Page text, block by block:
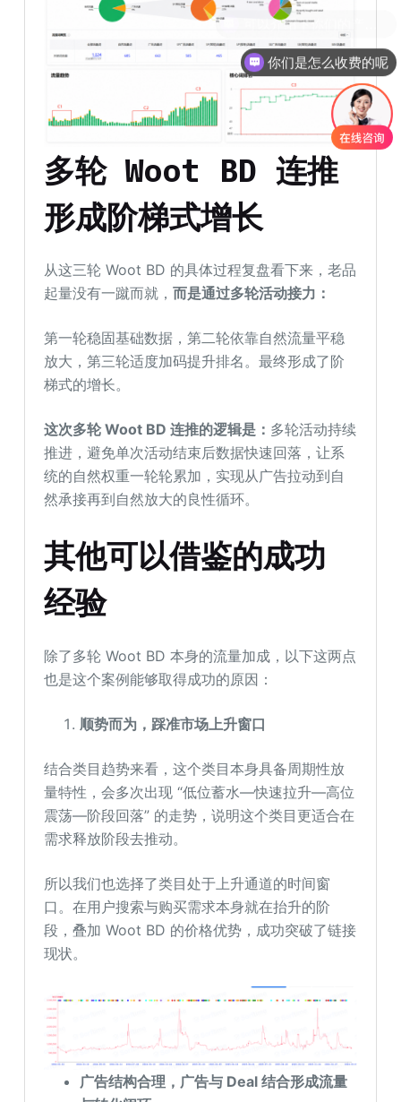
多轮Woot BD 连推
形成阶梯式增长
从这三轮 Woot BD 的具体过程复盘看下来，老品
起量没有一蹴而就，而是通过多轮活动接力 ：
第一轮稳固基础数据，第二轮依靠自然流量平稳
放大，第三轮适度加码提升排名。最终形成了阶
梯式的增长。
这次多轮 Woot BD连推的逻辑是： 多轮活动持续
推进，避免单次活动结束后数据快速回落，让系
统的自然权重一轮轮累加，实现从广告拉动到自
然承接再到自然放大的良性循环。
其他可以借鉴的成功
经验
除了多轮 Woot BD 本身的流量加成，以下这两点
也是这个案例能够取得成功的原因：
顺势而为，踩准市场上升窗口
结合类目趋势来看，这个类目本身具备周期性放
量特性，会多次出现 “低位蓄水—快速拉升—高位
震荡—阶段回落” 的走势，说明这个类目更适合在
需求释放阶段去推动。
所以我们也选择了类目处于上升通道的时间窗
口。在用户搜索与购买需求本身就在抬升的阶
段，叠加 Woot BD 的价格优势，成功突破了链接
现状。
广告结构合理 ， 广告与 Deal 结合形成流量
你们是怎么收费的呢